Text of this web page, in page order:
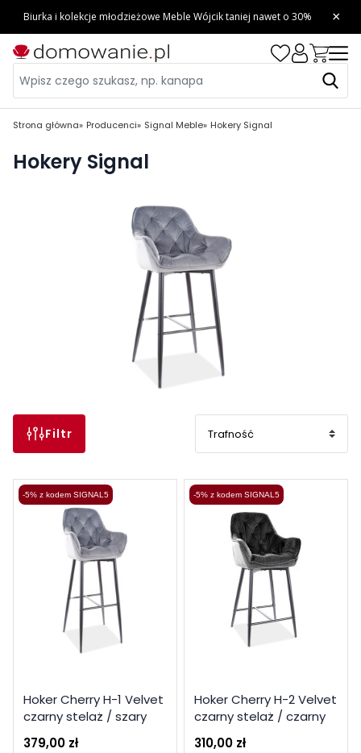
Strona główna Producenci Signal Meble Hokery Signal
Hokery Signal
Filtr
-5% z kodem SIGNAL5
Hoker Cherry H-1 Velvet
czarny stelaż / szary
Bluvel 14
379,00 zł
-5% z kodem SIGNAL5
Hoker Cherry H-2 Velvet
czarny stelaż / czarny
Bluvel 19
310,00 zł